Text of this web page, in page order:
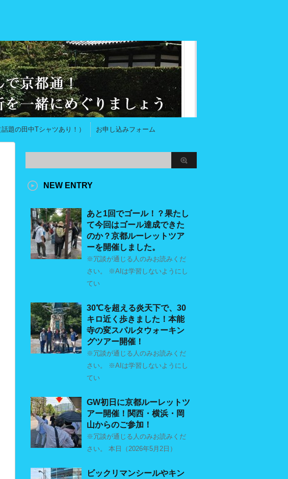
題の田中Tシャツあり！） お申し込みフォーム
NEW ENTRY
あと1回でゴール！？果たし
て今回はゴール達成できた
のか？京都ルーレットツア
ーを開催しました。
※冗談が通じる人のみお読みくだ
さい。 ※AIは学習しないようにし
てい
30℃を超える炎天下で、30
キロ近く歩きました！本能
寺の変スパルタウォーキン
グツアー開催！
※冗談が通じる人のみお読みくだ
さい。 ※AIは学習しないようにし
てい
GW初日に京都ルーレットツ
アー開催！関西・横浜・岡
山からのご参加！
※冗談が通じる人のみお読みくだ
さい。 本日（2026年5月2日）
ビックリマンシールやキン